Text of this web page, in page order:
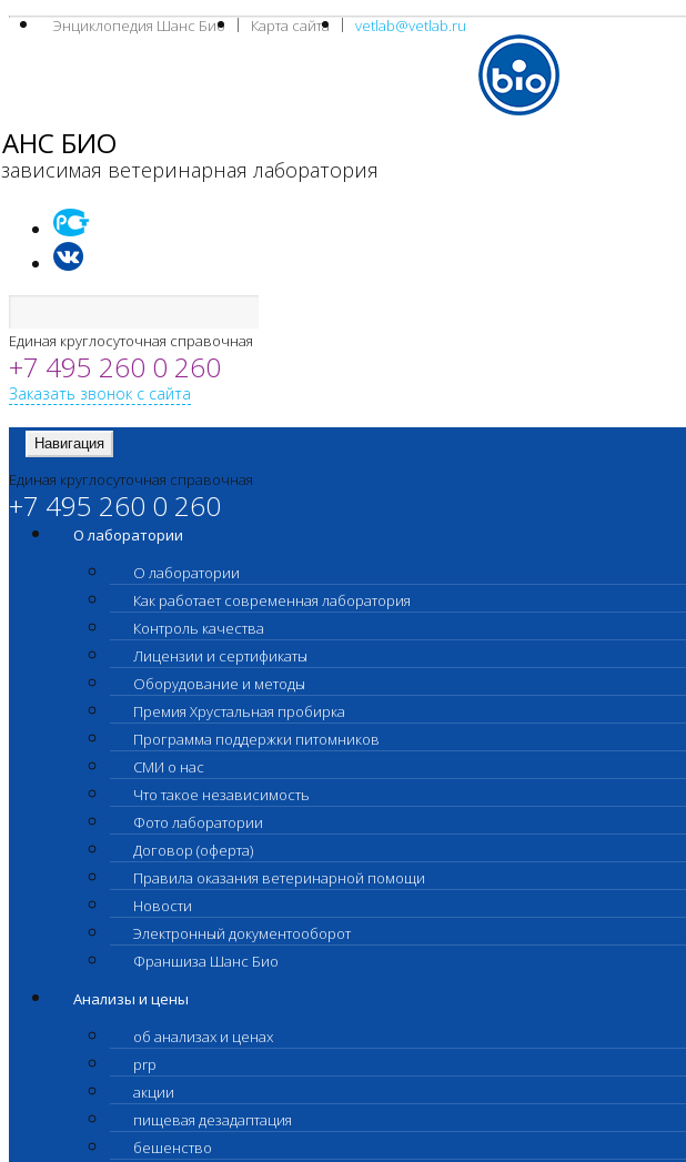
Энциклопедия Шанс Био Карта сайта vetlab@vetlab.ru
БИО
ветеринарная лаборатория
Единая круглосуточная справочная
+7 495 260 0 260
Заказать звонок с сайта
Навигация
Единая круглосуточная справочная
+7 495 260 0 260
О лаборатории
О лаборатории
Как работает современная лаборатория
Контроль качества
Лицензии и сертификаты
Оборудование и методы
Премия Хрустальная пробирка
Программа поддержки питомников
СМИ о нас
Что такое независимость
Фото лаборатории
Договор (оферта)
Правила оказания ветеринарной помощи
Новости
Электронный документооборот
Франшиза Шанс Био
Анализы и цены
об анализах и ценах
prp
акции
пищевая дезадаптация
бешенство